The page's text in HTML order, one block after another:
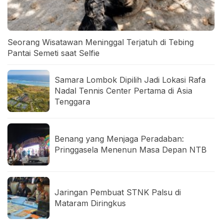
Seorang Wisatawan Meninggal Terjatuh di Tebing
Pantai Semeti saat Selfie
Samara Lombok Dipilih Jadi Lokasi Rafa
Nadal Tennis Center Pertama di Asia
Tenggara
Benang yang Menjaga Peradaban:
Pringgasela Menenun Masa Depan NTB
Jaringan Pembuat STNK Palsu di
Mataram Diringkus